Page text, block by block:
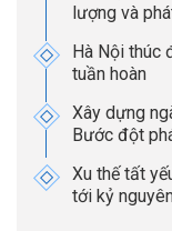
lượng và
Hà Nội thúc
tuần hoàn
Xây dựng
Bước đột
Xu thế tất
tới kỷ